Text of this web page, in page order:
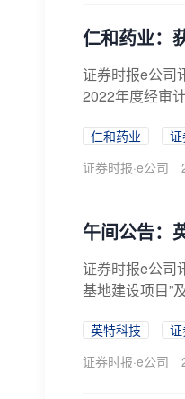
仁和药业：
证券时报e公司
2022年度经审
仁和药业
证券时报·e公司
午间公告：
证券时报e公司
基地建设项目”
英特科技
证券时报·e公司